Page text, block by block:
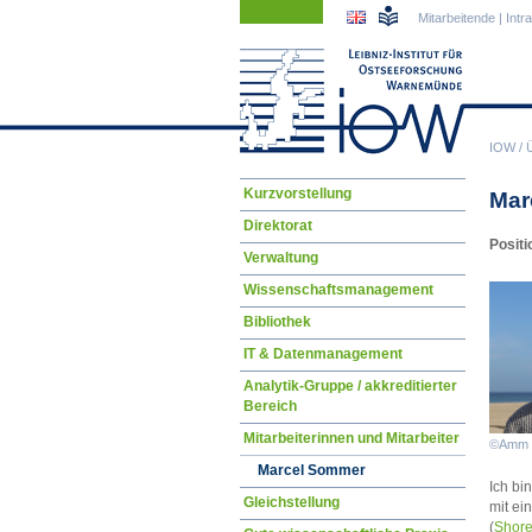
IOW/
Mitarbeitende |
©Amm
Ich
mit
(
Navigation
Kurzvorstellung
Direktorat
Verwaltung
Wissenschaftsmanagement
Bibliothek
IT & Datenmanagement
Analytik-Gruppe / akkreditierter
Bereich
Mitarbeiterinnen und Mitarbeiter
Marcel Sommer
Gleichstellung